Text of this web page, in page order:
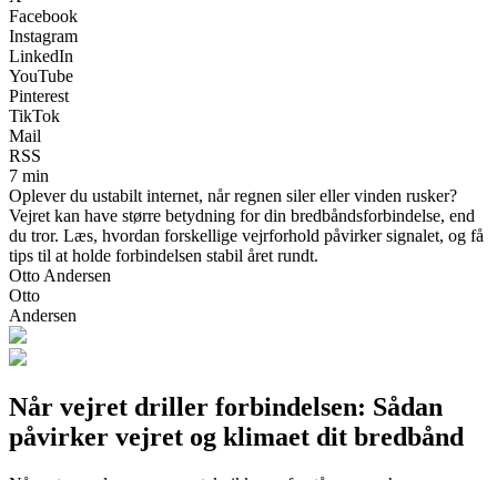
Facebook
Instagram
LinkedIn
YouTube
Pinterest
TikTok
Mail
RSS
7 min
Oplever du ustabilt internet, når regnen siler eller vinden rusker?
Vejret kan have større betydning for din bredbåndsforbindelse, end
du tror. Læs, hvordan forskellige vejrforhold påvirker signalet, og få
tips til at holde forbindelsen stabil året rundt.
Otto Andersen
Otto
Andersen
Når vejret driller forbindelsen: Sådan
påvirker vejret og klimaet dit bredbånd